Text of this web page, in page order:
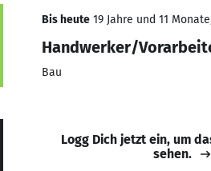
Bis heute 19 Jahre und 11
Handwerker/
Bau
Logg Dich jetzt ein, um
sehen.